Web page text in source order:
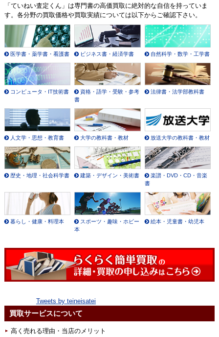
「ていねい査定くん」は専門書の高価買取に絶対的な自信を持っていま
す。各分野の買取価格や買取実績については以下からご確認下さい。
医学書・薬学書・看護書 ビジネス書・経済学書 自然科学・数学・工学書
コンピュータ・IT技術書
資格・語学・受験・参考
書
法律書・法学部教科書
人文学・思想・教育書 大学の教科書・教材 放送大学の教科書・教材
歴史・地理・社会科学書 建築・デザイン・美術書
楽譜・DVD・CD・音楽
書
暮らし・健康・料理本
スポーツ・趣味・ホビー
本
絵本・児童書・幼児本
Tweets by teineisatei
買取サービスについて
高く売れる理由・当店のメリット